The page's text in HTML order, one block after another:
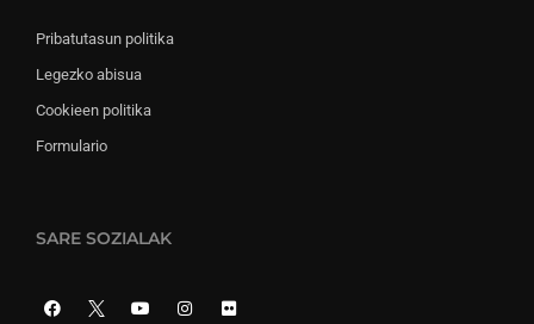
Pribatutasun politika
Legezko abisua
Cookieen politika
Formulario
SARE SOZIALAK